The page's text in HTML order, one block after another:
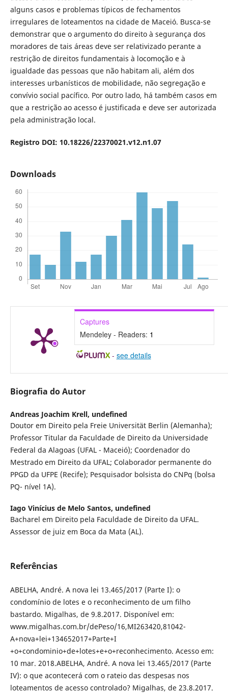
alguns casos e problemas típicos de fechamentos
irregulares de loteamentos na cidade de Maceió. Busca-se
demonstrar que o argumento do direito à segurança dos
moradores de tais áreas deve ser relativizado perante a
restrição de direitos fundamentais à locomoção e à
igualdade das pessoas que não habitam ali, além dos
interesses urbanísticos de mobilidade, não segregação e
convívio social pacífico. Por outro lado, há também casos em
que a restrição ao acesso é justificada e deve ser autorizada
pela administração local.
Registro DOI: 10.18226/22370021.v12.n1.07
Downloads
Captures
Mendeley - Readers: 1
- see details
Biografia do Autor
Andreas Joachim Krell, undefined
Doutor em Direito pela Freie Universität Berlin (Alemanha);
Professor Titular da Faculdade de Direito da Universidade
Federal da Alagoas (UFAL - Maceió); Coordenador do
Mestrado em Direito da UFAL; Colaborador permanente do
PPGD da UFPE (Recife); Pesquisador bolsista do CNPq (bolsa
PQ- nível 1A).
Iago Vinícius de Melo Santos, undefined
Bacharel em Direito pela Faculdade de Direito da UFAL.
Assessor de juiz em Boca da Mata (AL).
Referências
ABELHA, André. A nova lei 13.465/2017 (Parte I): o
condomínio de lotes e o reconhecimento de um filho
bastardo. Migalhas, de 9.8.2017. Disponível em:
www.migalhas.com.br/dePeso/16,MI263420,81042-
A+nova+lei+134652017+Parte+I
+o+condominio+de+lotes+e+o+reconhecimento. Acesso em:
10 mar. 2018.ABELHA, André. A nova lei 13.465/2017 (Parte
IV): o que acontecerá com o rateio das despesas nos
loteamentos de acesso controlado? Migalhas, de 23.8.2017.